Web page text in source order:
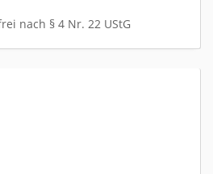
nach § 4 Nr. 22 UStG